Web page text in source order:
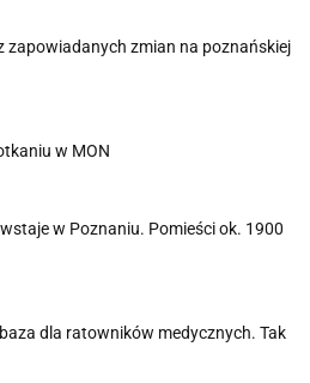
zapowiadanych zmian na poznańskiej
w MON
w Poznaniu. Pomieści ok. 1900
dla ratowników medycznych. Tak